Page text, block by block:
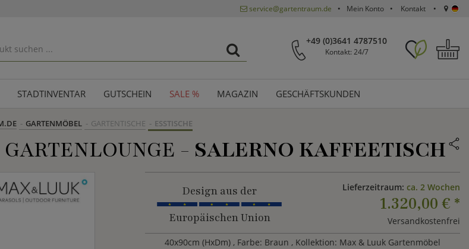
service@gartentraum.de Mein Konto Kontakt
+49 (0)3641 4787510
Kontakt: 24/7
STADTINVENTAR GUTSCHEIN SALE % MAGAZIN GESCHÄFTSKUNDEN
GARTENMÖBEL GARTENTISCHE ESSTISCHE
- SALERNO KAFFEETISCH
Design aus der
Europäischen Union
Lieferzeitraum: ca. 2 Wochen
1.320,00 € *
Versandkostenfrei
40x90cm (HxDm) , Farbe: Braun , Kollektion: Max & Luuk Gartenmöbel